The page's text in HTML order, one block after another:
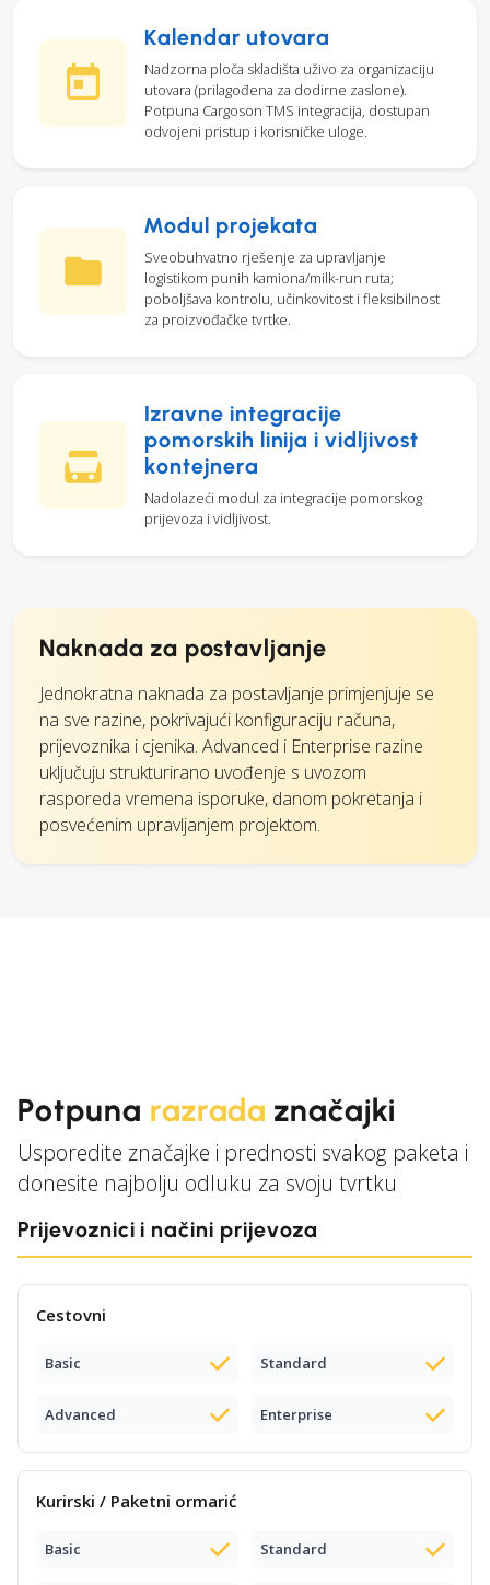
Kalendar utovara
Nadzorna ploča skladišta uživo za organizaciju
utovara (prilagođena za dodirne zaslone).
Potpuna Cargoson TMS integracija, dostupan
odvojeni pristup i korisničke uloge.
Modul projekata
Sveobuhvatno rješenje za upravljanje
logistikom punih kamiona/milk-run ruta;
poboljšava kontrolu, učinkovitost i fleksibilnost
za proizvođačke tvrtke.
Izravne integracije
pomorskih linija i vidljivost
kontejnera
Nadolazeći modul za integracije pomorskog
prijevoza i vidljivost.
Naknada za postavljanje
Jednokratna naknada za postavljanje primjenjuje se
na sve razine, pokrivajući konfiguraciju računa,
prijevoznika i cjenika. Advanced i Enterprise razine
uključuju strukturirano uvođenje s uvozom
rasporeda vremena isporuke, danom pokretanja i
posvećenim upravljanjem projektom.
Potpuna razrada značajki
Usporedite značajke i prednosti svakog paketa i
donesite najbolju odluku za svoju tvrtku
Prijevoznici i načini prijevoza
Cestovni
Basic Standard
Advanced Enterprise
Kurirski / Paketni ormarić
Basic Standard